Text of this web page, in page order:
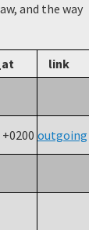
and the way
link
outgoing